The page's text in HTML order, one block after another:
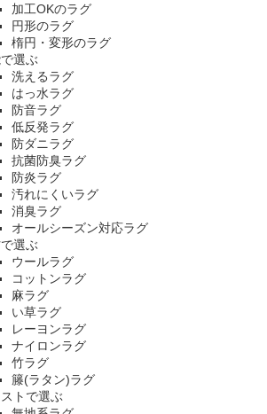
加工OKのラグ
円形のラグ
楕円・変形のラグ
選ぶ
洗えるラグ
はっ水ラグ
防音ラグ
低反発ラグ
防ダニラグ
抗菌防臭ラグ
防炎ラグ
汚れにくいラグ
消臭ラグ
オールシーズン対応ラグ
選ぶ
ウールラグ
コットンラグ
麻ラグ
い草ラグ
レーヨンラグ
ナイロンラグ
竹ラグ
籐(ラタン)ラグ
トで選ぶ